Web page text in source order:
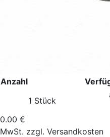
Anzahl
1 Stück
0.00 €
MwSt. zzgl. Versandkosten